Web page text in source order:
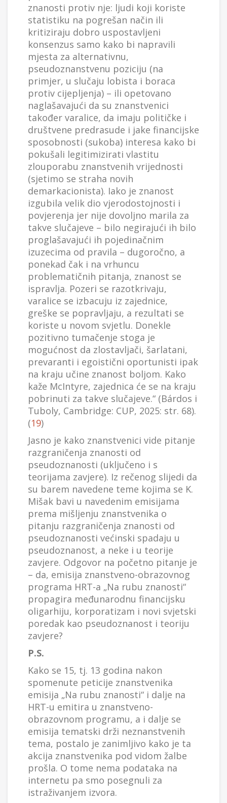
znanosti protiv nje: ljudi koji koriste
statistiku na pogrešan način ili
kritiziraju dobro uspostavljeni
konsenzus samo kako bi napravili
mjesta za alternativnu,
pseudoznanstvenu poziciju (na
primjer, u slučaju lobista i boraca
protiv cijepljenja) – ili opetovano
naglašavajući da su znanstvenici
također varalice, da imaju političke i
društvene predrasude i jake financijske
sposobnosti (sukoba) interesa kako bi
pokušali legitimizirati vlastitu
zlouporabu znanstvenih vrijednosti
(sjetimo se straha novih
demarkacionista). Iako je znanost
izgubila velik dio vjerodostojnosti i
povjerenja jer nije dovoljno marila za
takve slučajeve – bilo negirajući ih bilo
proglašavajući ih pojedinačnim
izuzecima od pravila – dugoročno, a
ponekad čak i na vrhuncu
problematičnih pitanja, znanost se
ispravlja. Pozeri se razotkrivaju,
varalice se izbacuju iz zajednice,
greške se popravljaju, a rezultati se
koriste u novom svjetlu. Donekle
pozitivno tumačenje stoga je
mogućnost da zlostavljači, šarlatani,
prevaranti i egoistični oportunisti ipak
na kraju učine znanost boljom. Kako
kaže McIntyre, zajednica će se na kraju
pobrinuti za takve slučajeve.“ (Bárdos i
Tuboly, Cambridge: CUP, 2025: str. 68).
(19)
Jasno je kako znanstvenici vide pitanje
razgraničenja znanosti od
pseudoznanosti (uključeno i s
teorijama zavjere). Iz rečenog slijedi da
su barem navedene teme kojima se K.
Mišak bavi u navedenim emisijama
prema mišljenju znanstvenika o
pitanju razgraničenja znanosti od
pseudoznanosti većinski spadaju u
pseudoznanost, a neke i u teorije
zavjere. Odgovor na početno pitanje je
– da, emisija znanstveno-obrazovnog
programa HRT-a „Na rubu znanosti“
propagira međunarodnu financijsku
oligarhiju, korporatizam i novi svjetski
poredak kao pseudoznanost i teoriju
zavjere?
P.S.
Kako se 15, tj. 13 godina nakon
spomenute peticije znanstvenika
emisija „Na rubu znanosti“ i dalje na
HRT-u emitira u znanstveno-
obrazovnom programu, a i dalje se
emisija tematski drži neznanstvenih
tema, postalo je zanimljivo kako je ta
akcija znanstvenika pod vidom žalbe
prošla. O tome nema podataka na
internetu pa smo posegnuli za
istraživanjem izvora.